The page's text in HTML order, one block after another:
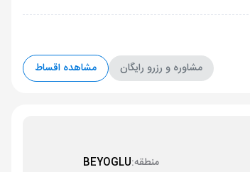
مشاوره و رزرو رایگان مشاهده اقساط
منطقه:BEYOGLU